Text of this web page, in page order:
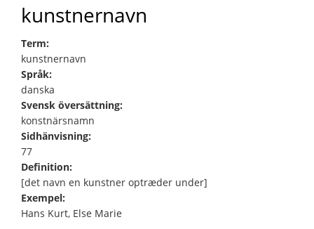
kunstnernavn
Term:
kunstnernavn
Språk:
danska
Svensk översättning:
konstnärsnamn
Sidhänvisning:
77
Definition:
[det navn en kunstner optræder under]
Exempel:
Hans Kurt, Else Marie